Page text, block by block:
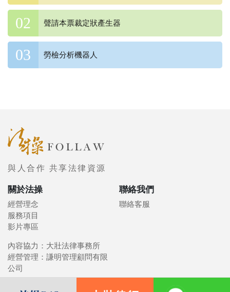
聲請本票裁定狀產生器
勞檢分析機器人
與人合作 共享法律資源
關於法操
經營理念
服務項目
影片專區
聯絡我們
聯絡客服
內容協力：大壯法律事務所
經營管理：謙明管理顧問有限
公司